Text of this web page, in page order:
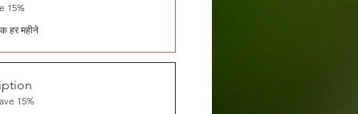
15%
हर महीने
15%